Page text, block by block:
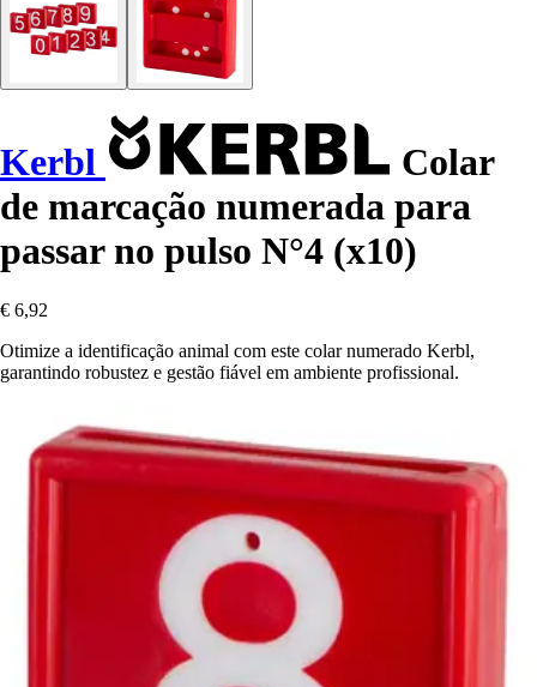
Kerbl
Colar
de marcação numerada para
passar no pulso N°4 (x10)
€ 6,92
Otimize a identificação animal com este colar numerado Kerbl,
garantindo robustez e gestão fiável em ambiente profissional.